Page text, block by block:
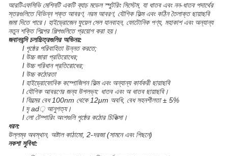
আরটিএফসিভি মেশিনটি একটি ব্যাচ মডেল স্পুটরিং সিস্টেম, যা ধাতব এবং নন-ধাতব পদার্থের
স্তরগুলিতে বিভিন্ন শক্ত আবরণ, নরম আবরণ, যৌগিক ফিল্ম এবং কঠিন তৈলাক্ত ছায়াছবি
জমা দিতে পারে। হাইড্রোজেন ফুয়েল সেল যানবাহন, ফোটোনিক পণ্য, মহাকাশ এবং অন্যান্য
নতুন শক্তি শিল্পের শিল্পগুলিতে প্রয়োগ করা হয়।
জবানবন্দি চলচ্চিত্রগুলির অভিনয়:
l পৃষ্ঠের পরিবাহিতা উন্নত করতে;
l উচ্চ জারা প্রতিরোধের;
l উচ্চ পরিধান প্রতিরোধের;
l উচ্চ কঠোরতা
l হাইড্রোফোবিক কম্পোজিশন ফিল্ম এবং অন্যান্য কার্যকরী ছায়াছবি
l যৌগিক আবরণের জন্য উপলভ্য: ধাতব এবং অ ধাতব ছায়াছবি।
l ফিল্মের বেধ 100nm থেকে 12μm অবধি, বেধ সহনশীলতা ± 5%
l দৃ ad় আনুগত্য।
l লো টেম্পারিং অংশগুলি পৃষ্ঠের কঠোর চিকিত্সা।
ধরন:
উল্লম্ব অবস্থান, অষ্টাল কাঠামো, 2-দরজা (সামনে এবং পিছনে)
নকশা সুবিধা: